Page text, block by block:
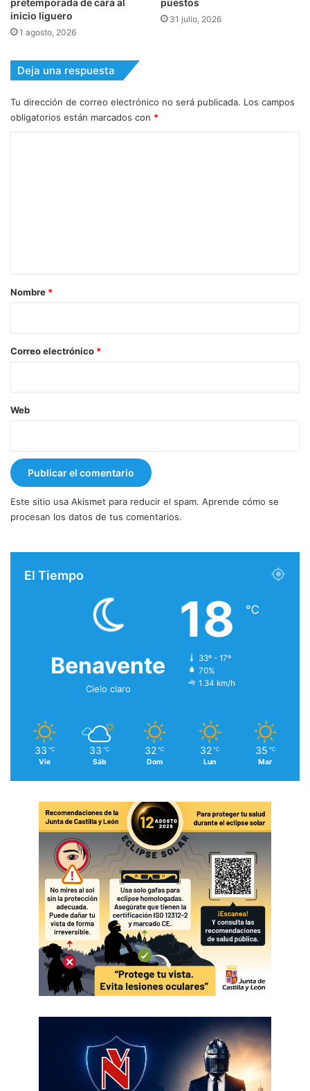
pretemporada de cara al
inicio liguero
1 agosto, 2026
puestos
31 julio, 2026
Deja una respuesta
Tu dirección de correo electrónico no será publicada. Los campos
obligatorios están marcados con *
r
*
Nombre *
Correo electrónico *
Web
Este sitio usa Akismet para reducir el spam. Aprende cómo se
procesan los datos de tus comentarios.
El Tiempo
Benavente
Cielo claro
18 ℃
33º - 17º
70%
1.34 km/h
33 ℃
Vie
33 ℃
Sáb
32 ℃
Dom
32 ℃
Lun
35 ℃
Mar